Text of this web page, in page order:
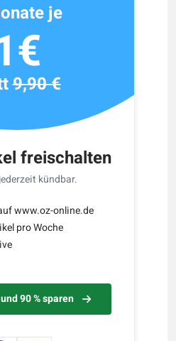
freischalten
kündbar.
www.oz-online.de
pro Woche
90 % sparen
je
9,90 €